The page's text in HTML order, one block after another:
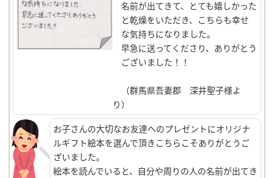
名前が出てきて、とても嬉しかった
と乾燥をいただき、こちらも幸せ
な気持ちになりました。
早急に送ってくださり、ありがとう
ございました！！
（群馬県吾妻郡 深井聖子様よ
り）
お子さんの大切なお友達へのプレゼントにオリジナ
ルギフト絵本を選んで頂きこちらこそありがとうご
ざいました。
絵本を読んでいると、自分や周りの人の名前が出てき